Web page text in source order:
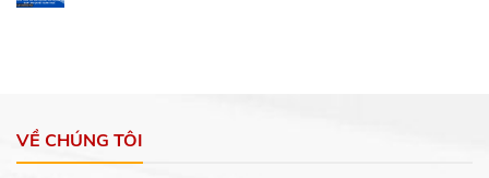
VỀ CHÚNG TÔI